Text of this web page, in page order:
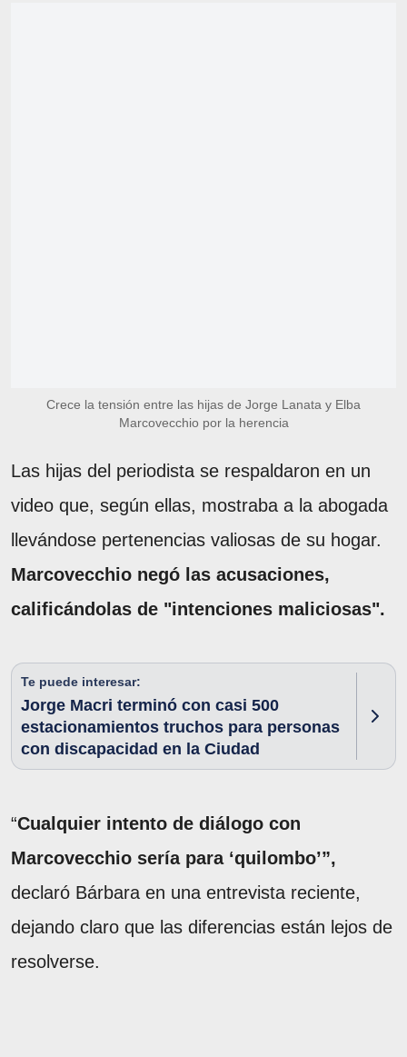
Crece la tensión entre las hijas de Jorge Lanata y Elba
Marcovecchio por la herencia
Las hijas del periodista se respaldaron en un
video que, según ellas, mostraba a la abogada
llevándose pertenencias valiosas de su hogar.
Marcovecchio negó las acusaciones,
calificándolas de "intenciones maliciosas".
Te puede interesar:
Jorge Macri terminó con casi 500
estacionamientos truchos para personas
con discapacidad en la Ciudad
“Cualquier intento de diálogo con
Marcovecchio sería para ‘quilombo’”,
declaró Bárbara en una entrevista reciente,
dejando claro que las diferencias están lejos de
resolverse.